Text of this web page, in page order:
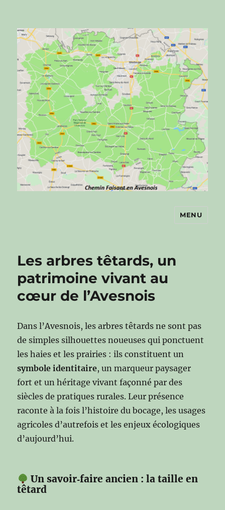
Chemin faisant en Avesnois
MENU
Les arbres têtards, un
patrimoine vivant au
cœur de l’Avesnois
Dans l’Avesnois, les arbres têtards ne sont pas
de simples silhouettes noueuses qui ponctuent
les haies et les prairies : ils constituent un
symbole identitaire, un marqueur paysager
fort et un héritage vivant façonné par des
siècles de pratiques rurales. Leur présence
raconte à la fois l’histoire du bocage, les usages
agricoles d’autrefois et les enjeux écologiques
d’aujourd’hui.
Un savoir‑faire ancien : la taille en
têtard